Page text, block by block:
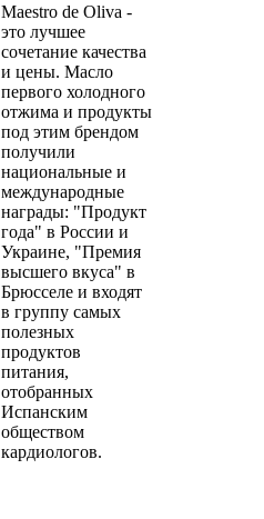
Maestro de Oliva -
это лучшее
сочетание качества
и цены. Масло
первого холодного
отжима и продукты
под этим брендом
получили
национальные и
международные
награды: "Продукт
года" в России и
Украине, "Премия
высшего вкуса" в
Брюсселе и входят
в группу самых
полезных
продуктов
питания,
отобранных
Испанским
обществом
кардиологов.